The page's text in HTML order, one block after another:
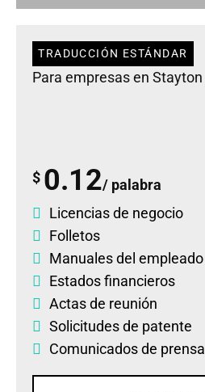
TRADUCCIÓN ESTÁNDAR
Para empresas en Stayton
$ 0.12/ palabra
Licencias de negocio
Folletos
Manuales del empleado
Estados financieros
Actas de reunión
Solicitudes de patente
Comunicados de prensa